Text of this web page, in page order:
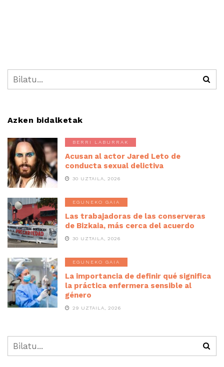
Azken bidalketak
BERRI LABURRAK
Acusan al actor Jared Leto de
conducta sexual delictiva
30 UZTAILA, 2026
EGUNEKO GAIA
Las trabajadoras de las conserveras
de Bizkaia, más cerca del acuerdo
30 UZTAILA, 2026
EGUNEKO GAIA
La importancia de definir qué significa
la práctica enfermera sensible al
género
29 UZTAILA, 2026